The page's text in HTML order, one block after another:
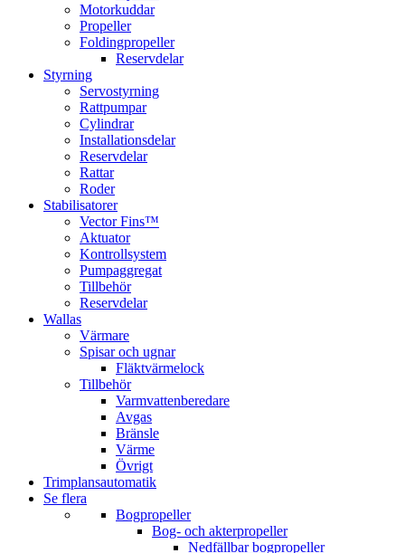
Motorkuddar
Propeller
Foldingpropeller
Reservdelar
Styrning
Servostyrning
Rattpumpar
Cylindrar
Installationsdelar
Reservdelar
Rattar
Roder
Stabilisatorer
Vector Fins™
Aktuator
Kontrollsystem
Pumpaggregat
Tillbehör
Reservdelar
Wallas
Värmare
Spisar och ugnar
Fläktvärmelock
Tillbehör
Varmvattenberedare
Avgas
Bränsle
Värme
Övrigt
Trimplansautomatik
Se flera
Bogpropeller
Bog- och akterpropeller
Nedfällbar bogpropeller